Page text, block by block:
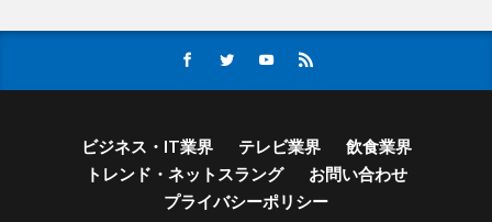
ビジネス・IT業界 テレビ業界
飲食業界
トレンド・ネットスラング
お問い合わせ
プライバシーポリシー